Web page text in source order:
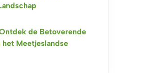
de Betoverende
het Meetjeslandse